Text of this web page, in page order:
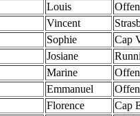
Louis
Vincent
Sophie
Cap
Josiane
Marine
Emmanuel
Florence Cap